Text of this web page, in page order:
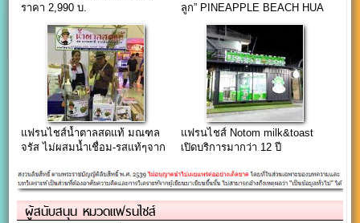
ราคา 2,990 บ.
ลูก” PINEAPPLE BEACH HUA
แฟรนไชส์น้ำตาลสดแท้ มณฑล
จรัส ไม่ผสมน้ำเชื่อม-รสแท้ๆจาก
แฟรนไชส์ Notom milk&toast
เปิดบริการมากว่า 12 ปี
ผู้สนับสนุน หมวดแฟรนไชส์